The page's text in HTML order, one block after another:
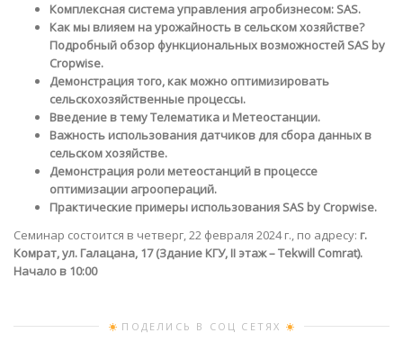
Комплексная система управления агробизнесом: SAS.
Как мы влияем на урожайность в сельском хозяйстве?
Подробный обзор функциональных возможностей SAS by
Cropwise.
Демонстрация того, как можно оптимизировать
сельскохозяйственные процессы.
Введение в тему Телематика и Метеостанции.
Важность использования датчиков для сбора данных в
сельском хозяйстве.
Демонстрация роли метеостанций в процессе
оптимизации агроопераций.
Практические примеры использования SAS by Cropwise.
Семинар состоится в четверг, 22 февраля 2024 г., по адресу: г.
Комрат, ул. Галацана, 17 (Здание КГУ, II этаж – Tekwill Comrat).
Начало в 10:00
ПОДЕЛИСЬ В СОЦ СЕТЯХ